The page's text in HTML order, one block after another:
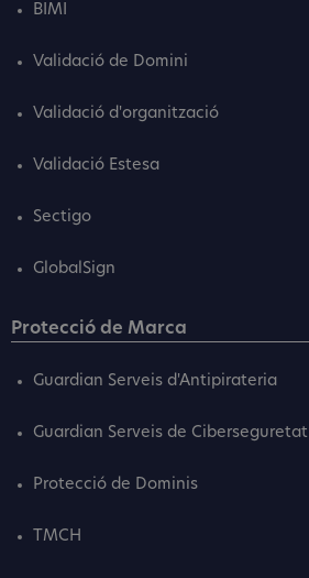
BIMI
Validació de Domini
Validació d'organització
Validació Estesa
Sectigo
GlobalSign
Protecció de Marca
Guardian Serveis d'Antipirateria
Guardian Serveis de Ciberseguretat
Protecció de Dominis
TMCH